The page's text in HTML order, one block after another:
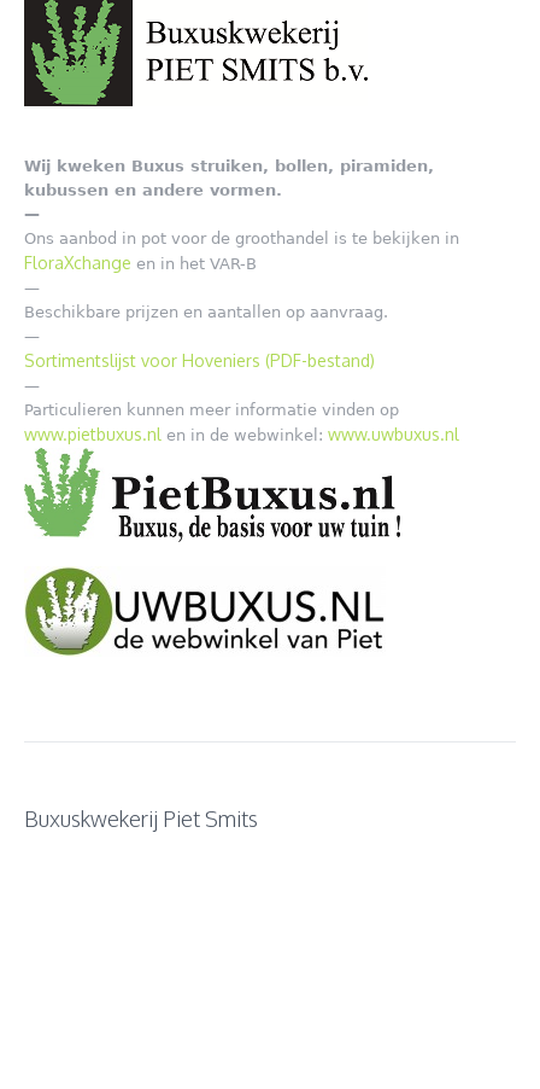
Wij kweken Buxus struiken, bollen, piramiden,
kubussen en andere vormen.
—
Ons aanbod in pot voor de groothandel is te bekijken in
FloraXchange en in het VAR-B
—
Beschikbare prijzen en aantallen op aanvraag.
—
Sortimentslijst voor Hoveniers (PDF-bestand)
—
Particulieren kunnen meer informatie vinden op
www.pietbuxus.nl en in de webwinkel: www.uwbuxus.nl
Buxuskwekerij Piet Smits